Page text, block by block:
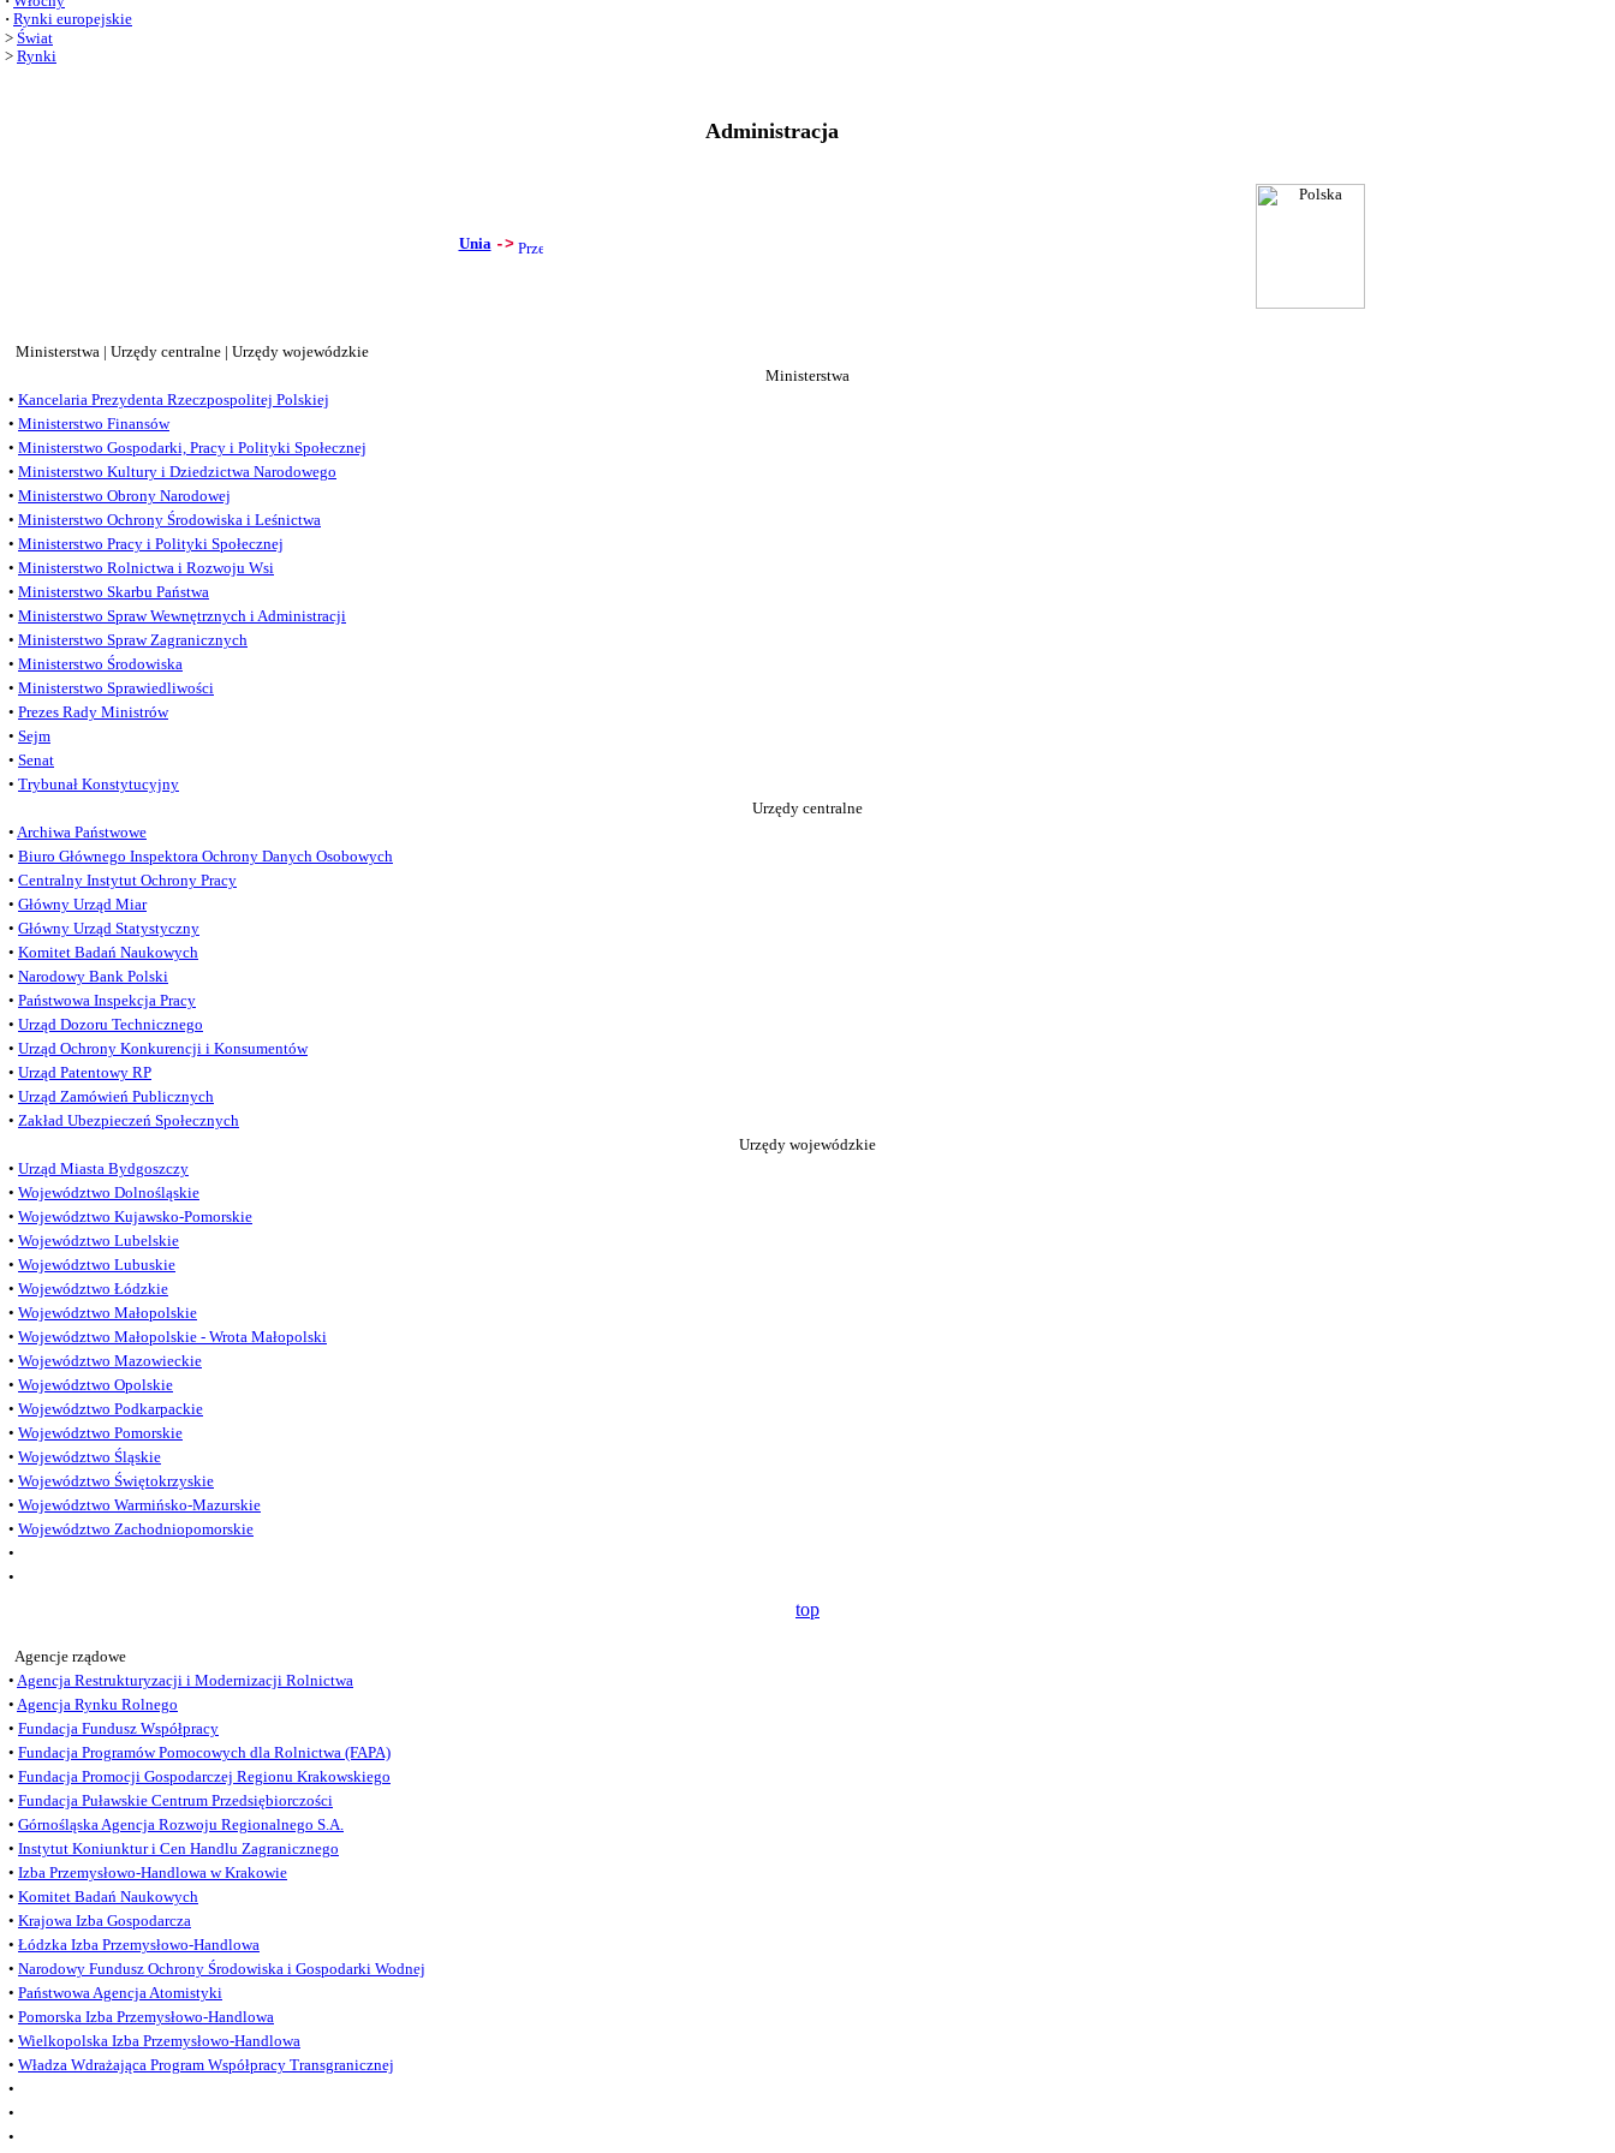
· Rynki europejskie
> Świat
> Rynki
Administracja
Unia ->
Ministerstwa | Urzędy centralne | Urzędy wojewódzkie
Ministerstwa
• Kancelaria Prezydenta Rzeczpospolitej Polskiej
• Ministerstwo Finansów
• Ministerstwo Gospodarki, Pracy i Polityki Społecznej
• Ministerstwo Kultury i Dziedzictwa Narodowego
• Ministerstwo Obrony Narodowej
• Ministerstwo Ochrony Środowiska i Leśnictwa
• Ministerstwo Pracy i Polityki Społecznej
• Ministerstwo Rolnictwa i Rozwoju Wsi
• Ministerstwo Skarbu Państwa
• Ministerstwo Spraw Wewnętrznych i Administracji
• Ministerstwo Spraw Zagranicznych
• Ministerstwo Środowiska
• Ministerstwo Sprawiedliwości
• Prezes Rady Ministrów
• Sejm
• Senat
• Trybunał Konstytucyjny
Urzędy centralne
• Archiwa Państwowe
• Biuro Głównego Inspektora Ochrony Danych Osobowych
• Centralny Instytut Ochrony Pracy
• Główny Urząd Miar
• Główny Urząd Statystyczny
• Komitet Badań Naukowych
• Narodowy Bank Polski
• Państwowa Inspekcja Pracy
• Urząd Dozoru Technicznego
• Urząd Ochrony Konkurencji i Konsumentów
• Urząd Patentowy RP
• Urząd Zamówień Publicznych
• Zakład Ubezpieczeń Społecznych
Urzędy wojewódzkie
• Urząd Miasta Bydgoszczy
• Województwo Dolnośląskie
• Województwo Kujawsko-Pomorskie
• Województwo Lubelskie
• Województwo Lubuskie
• Województwo Łódzkie
• Województwo Małopolskie
• Województwo Małopolskie - Wrota Małopolski
• Województwo Mazowieckie
• Województwo Opolskie
• Województwo Podkarpackie
• Województwo Pomorskie
• Województwo Śląskie
• Województwo Świętokrzyskie
• Województwo Warmińsko-Mazurskie
• Województwo Zachodniopomorskie
•
•
top
Agencje rządowe
• Agencja Restrukturyzacji i Modernizacji Rolnictwa
• Agencja Rynku Rolnego
• Fundacja Fundusz Współpracy
• Fundacja Programów Pomocowych dla Rolnictwa (FAPA)
• Fundacja Promocji Gospodarczej Regionu Krakowskiego
• Fundacja Puławskie Centrum Przedsiębiorczości
• Górnośląska Agencja Rozwoju Regionalnego S.A.
• Instytut Koniunktur i Cen Handlu Zagranicznego
• Izba Przemysłowo-Handlowa w Krakowie
• Komitet Badań Naukowych
• Krajowa Izba Gospodarcza
• Łódzka Izba Przemysłowo-Handlowa
• Narodowy Fundusz Ochrony Środowiska i Gospodarki Wodnej
• Państwowa Agencja Atomistyki
• Pomorska Izba Przemysłowo-Handlowa
• Wielkopolska Izba Przemysłowo-Handlowa
• Władza Wdrażająca Program Współpracy Transgranicznej
•
•
•